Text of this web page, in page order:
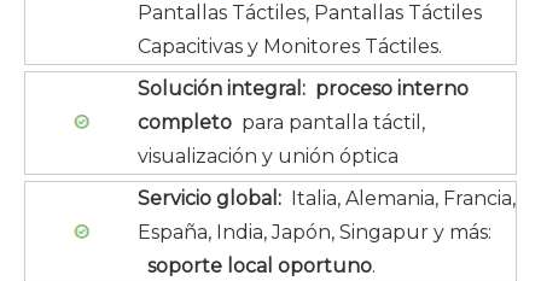
Pantallas Táctiles, Pantallas Táctiles
Capacitivas y Monitores Táctiles.
Solución integral: proceso interno
completo para pantalla táctil,
visualización y unión óptica
Servicio global:
Italia, Alemania, Francia,
España, India, Japón, Singapur y más:
soporte local oportuno.